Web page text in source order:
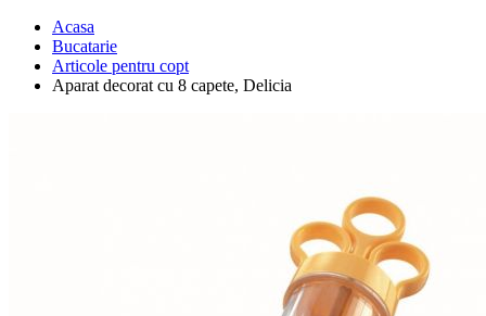
Acasa
Bucatarie
Articole pentru copt
Aparat decorat cu 8 capete, Delicia